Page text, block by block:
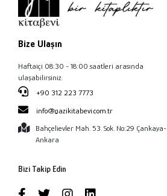
Bize Ulaşın
Haftaiçi 08:30 - 18:00 saatleri arasında
ulaşabilirsiniz.
+90 312 223 7773
info@gazikitabevi.com.tr
Bahçelievler Mah. 53. Sok. No:29 Çankaya-
Ankara
Bizi Takip Edin